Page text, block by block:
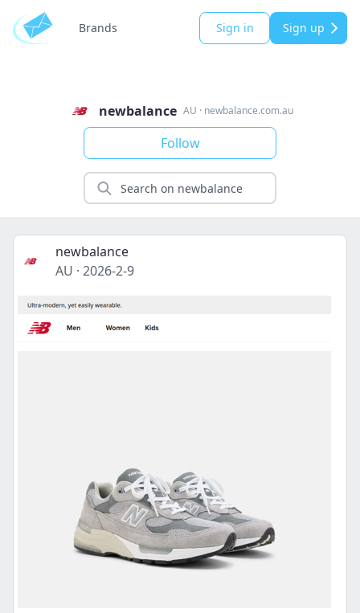
Brands Sign in Sign up
newbalance AU · newbalance.com.au
Follow
newbalance
AU · 2026-2-9